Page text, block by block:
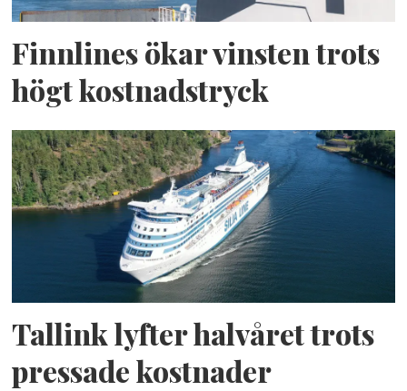
Finnlines ökar vinsten trots
högt kostnadstryck
Tallink lyfter halvåret trots
pressade kostnader